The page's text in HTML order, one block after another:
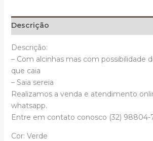
Descrição
Descrição:
– Com alcinhas mas com possibilidade
que caia
– Saia sereia
Realizamos a venda e atendimento
whatsapp.
Entre em contato conosco (32) 98804-
Cor: Verde